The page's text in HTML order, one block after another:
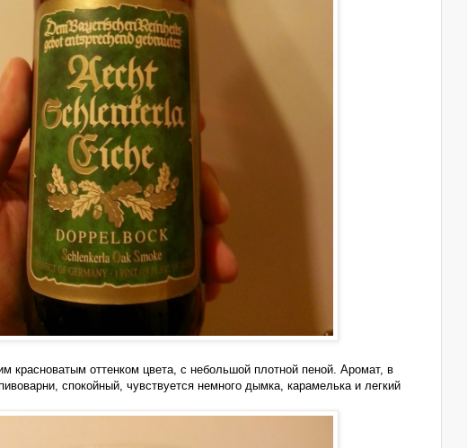
красноватым оттенком цвета, с небольшой плотной пеной. Аромат, в
спокойный, чувствуется немного дымка, карамелька и легкий